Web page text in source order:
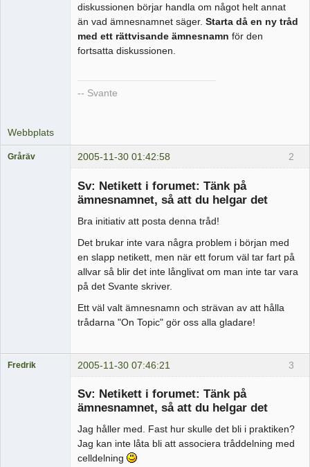
diskussionen börjar handla om något helt annat
än vad ämnesnamnet säger. Starta då en ny tråd
med ett rättvisande ämnesnamn för den
fortsatta diskussionen.
-- Svante
Webbplats
2
Gråräv 2005-11-30 01:42:58
Sv: Netikett i forumet: Tänk på
ämnesnamnet, så att du helgar det
Bra initiativ att posta denna tråd!
Det brukar inte vara några problem i början med
en slapp netikett, men när ett forum väl tar fart på
allvar så blir det inte långlivat om man inte tar vara
på det Svante skriver.
Ett väl valt ämnesnamn och strävan av att hålla
trådarna "On Topic" gör oss alla gladare!
3
Fredrik 2005-11-30 07:46:21
Sv: Netikett i forumet: Tänk på
ämnesnamnet, så att du helgar det
Jag håller med. Fast hur skulle det bli i praktiken?
Jag kan inte låta bli att associera tråddelning med
celldelning